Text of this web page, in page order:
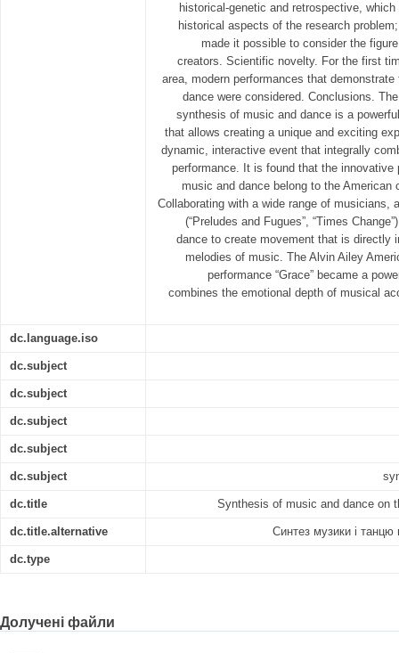
historical-genetic and retrospective,
historical aspects of the research
made it possible to consider the
creators. Scientific novelty. For the first
area, modern performances that
dance were considered. Conclusions.
synthesis of music and dance is a
that allows creating a unique and exciting
dynamic, interactive event that integrally
performance. It is found that the innovative
music and dance belong to the American
Collaborating with a wide range of musicians,
(“Preludes and Fugues”, “Times
dance to create movement that is directly
melodies of music. The Alvin Ailey
performance “Grace” became a
combines the emotional depth of musical
dc.language.iso
dc.subject
dc.subject
dc.subject
dc.subject
dc.subject
dc.title Synthesis of music and dance on
dc.title.alternative Синтез музики і
dc.type
Долучені файли